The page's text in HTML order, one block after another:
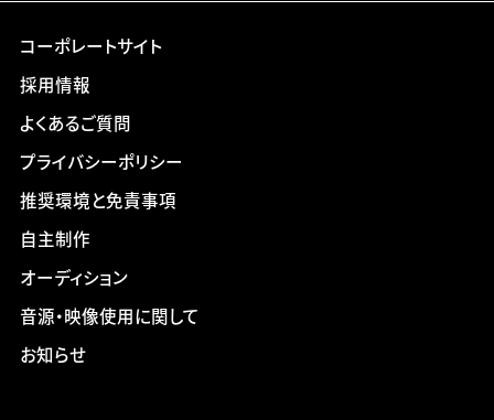
コーポレートサイト
採用情報
よくあるご質問
プライバシーポリシー
推奨環境と免責事項
自主制作
オーディション
音源・映像使用に関して
お知らせ